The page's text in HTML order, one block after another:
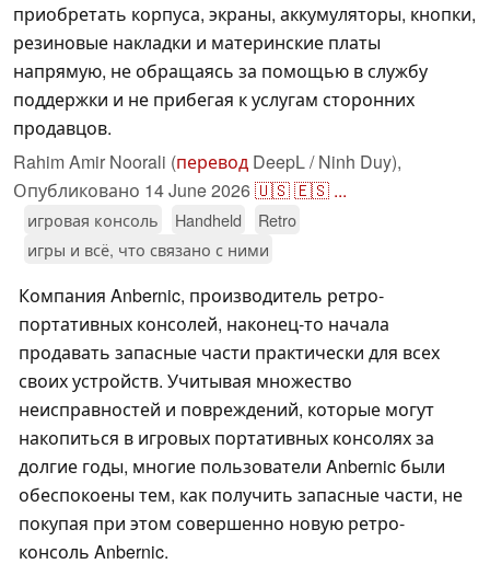
приобретать корпуса, экраны, аккумуляторы, кнопки,
резиновые накладки и материнские платы
напрямую, не обращаясь за помощью в службу
поддержки и не прибегая к услугам сторонних
продавцов.
Rahim Amir Noorali (перевод DeepL / Ninh Duy),
Опубликовано 14 June 2026🇺🇸🇪🇸 ...
игровая консоль Handheld
Retro
игры и всё, что связано с ними
Компания Anbernic, производитель ретро-
портативных консолей, наконец-то начала
продавать запасные части практически для всех
своих устройств. Учитывая множество
неисправностей и повреждений, которые могут
накопиться в игровых портативных консолях за
долгие годы, многие пользователи Anbernic были
обеспокоены тем, как получить запасные части, не
покупая при этом совершенно новую ретро-
консоль Anbernic.